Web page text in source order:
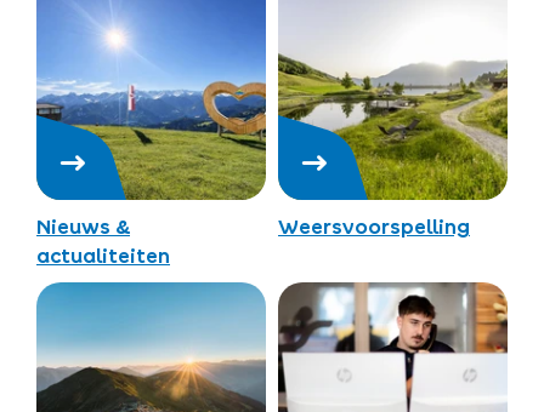
Nieuws &
actualiteiten
Weersvoorspelling